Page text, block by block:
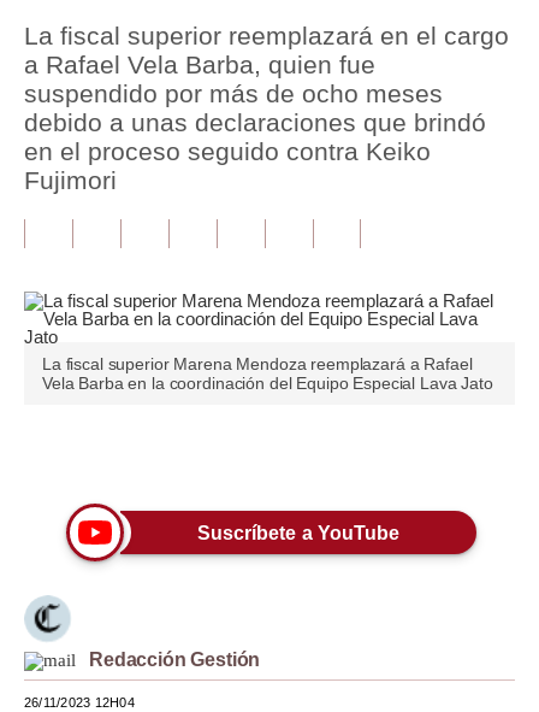
Política
Tu Dinero
Finanzas Personales
Inmobiliarias
Plus G
Editorial
Pregunta de hoy
Lujo
Viajes
Moda
Estilos
Mundo
La fiscal superior reemplazará en el cargo
a Rafael Vela Barba, quien fue
suspendido por más de ocho meses
debido a unas declaraciones que brindó
en el proceso seguido contra Keiko
Fujimori
La fiscal superior Marena Mendoza reemplazará a Rafael
Vela Barba en la coordinación del Equipo Especial Lava Jato
Suscríbete a YouTube
Redacción Gestión
26/11/2023 12H04